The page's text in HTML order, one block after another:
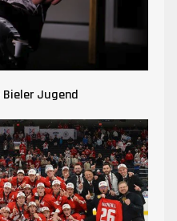
Jugend